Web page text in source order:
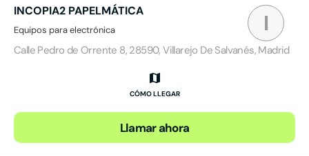
I
INCOPIA2 PAPELMÁTICA
Equipos para electrónica
Calle Pedro de Orrente 8, 28590, Villarejo De Salvanés, Madrid
CÓMO LLEGAR
Llamar ahora